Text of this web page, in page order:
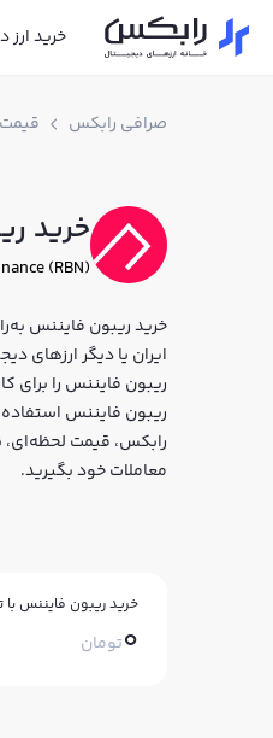
خرید ارز
صرافی رابکس قیمت
خرید
(RBN)
خرید ریبون فایننس
ریبون فایننس را برای
رابکس، قیمت لحظه‌ای،
معاملات خود بگیرید.
خرید ریبون فایننس با
0تومان